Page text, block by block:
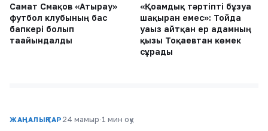
Самат Смақов «Атырау»
футбол клубының бас
бапкері болып
тағайындалды
«Қоғамдық тәртіпті бұзуға
шақырған емес»: Тойда
уағыз айтқан ер адамның
қызы Тоқаевтан көмек
сұрады
ЖАҢАЛЫҚТАР 24 мамыр·1 мин оқу